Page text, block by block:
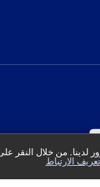
لدينا. من خلال النقر
الارتباط